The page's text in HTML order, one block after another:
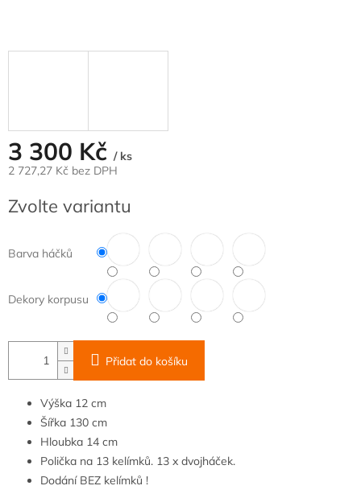
3 300 Kč / ks
2 727,27 Kč bez DPH
cena:
Zvolte variantu
Barva háčků
Dekory korpusu
Přidat do košíku
Výška 12 cm
Šířka 130 cm
Hloubka 14 cm
Polička na 13 kelímků. 13 x dvojháček.
Dodání BEZ kelímků !